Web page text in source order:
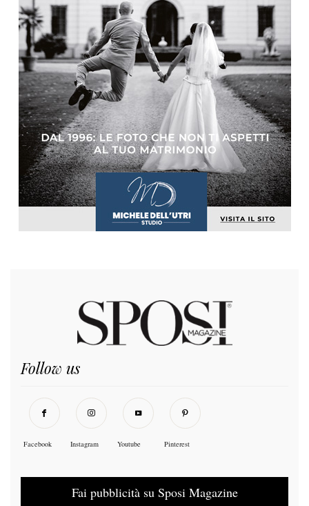
Follow us
Facebook Instagram Youtube Pinterest
Fai pubblicità su Sposi Magazine